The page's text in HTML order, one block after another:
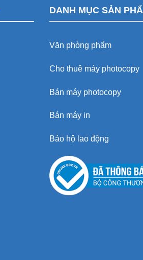
DANH MỤC SẢN
Văn phòng phẩm
Cho thuê máy photocopy
Bán máy photocopy
Bán máy in
Bảo hộ lao động